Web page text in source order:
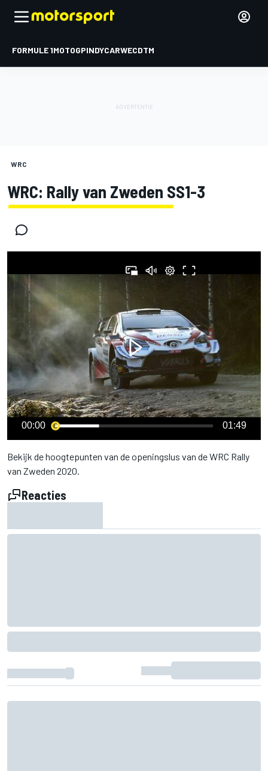
FORMULE 1MOTOGPINDYCARWECDTM
WRC
WRC: Rally van Zweden SS1-3
00:00 01:49
Bekijk de hoogtepunten van de openingslus van de WRC Rally
van Zweden 2020.
Reacties